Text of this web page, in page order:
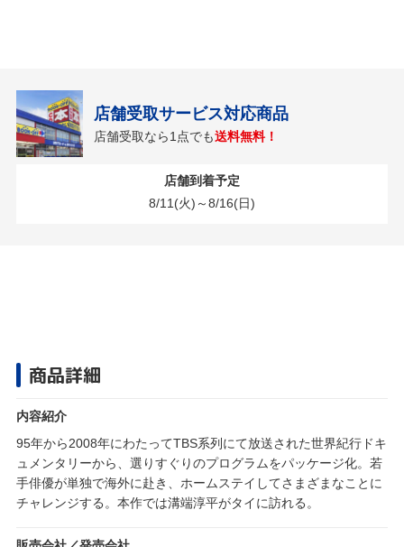
店舗受取サービス対応商品
店舗受取なら1点でも送料無料！
店舗到着予定
8/11(火)～8/16(日)
商品詳細
内容紹介
95年から2008年にわたってTBS系列にて放送された世界紀行ドキ
ュメンタリーから、選りすぐりのプログラムをパッケージ化。若
手俳優が単独で海外に赴き、ホームステイしてさまざまなことに
チャレンジする。本作では溝端淳平がタイに訪れる。